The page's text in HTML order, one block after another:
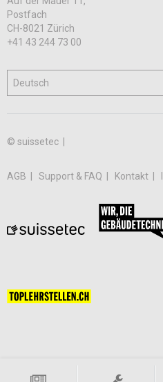
Postfach
CH-8021 Zürich
+41 43 244 73 00
© suissetec |
AGB Support & FAQ Kontakt